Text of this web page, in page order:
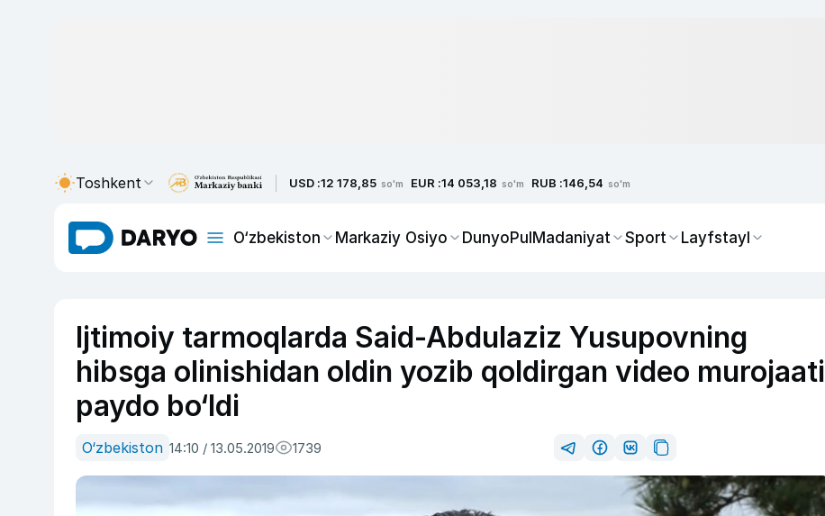
Toshkent USD :12 178,85 so'm EUR :14 053,18 so'm RUB :146,54 so'm
O‘zbekiston Markaziy Osiyo DunyoPulMadaniyat Sport Layfstayl
Ijtimoiy tarmoqlarda Said-Abdulaziz Yusupovning
hibsga olinishidan oldin yozib qoldirgan video murojaati
paydo bo‘ldi
O‘zbekiston 14:10 / 13.05.2019 1739